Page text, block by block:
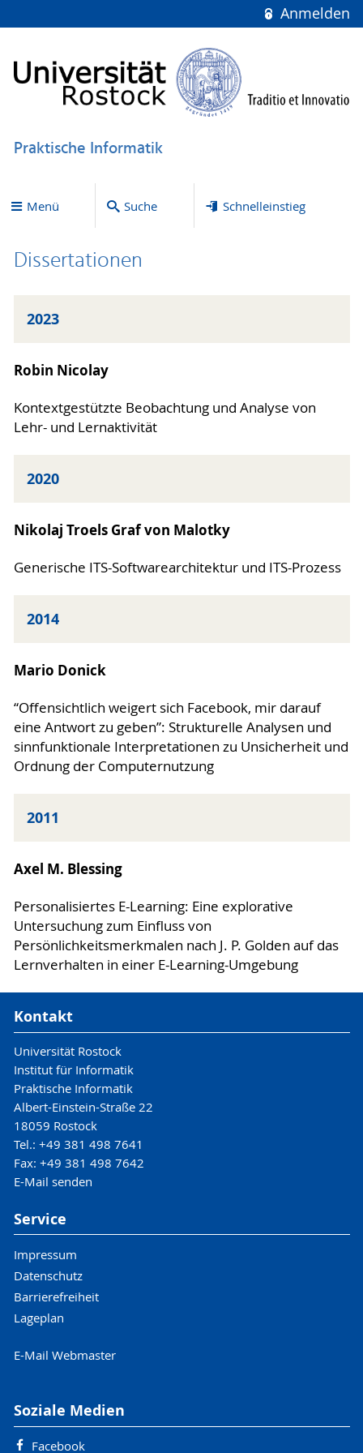
Anmelden
Praktische Informatik
Menü Suche Schnelleinstieg
Dissertationen
2023
Robin Nicolay
Kontextgestützte Beobachtung und Analyse von
Lehr- und Lernaktivität
2020
Nikolaj Troels Graf von Malotky
Generische ITS-Softwarearchitektur und ITS-Prozess
2014
Mario Donick
“Offensichtlich weigert sich Facebook, mir darauf
eine Antwort zu geben”: Strukturelle Analysen und
sinnfunktionale Interpretationen zu Unsicherheit und
Ordnung der Computernutzung
2011
Axel M. Blessing
Personalisiertes E-Learning: Eine explorative
Untersuchung zum Einfluss von
Persönlichkeitsmerkmalen nach J. P. Golden auf das
Lernverhalten in einer E-Learning-Umgebung
Kontakt
Universität Rostock
Institut für Informatik
Praktische Informatik
Albert-Einstein-Straße 22
18059 Rostock
Tel.: +49 381 498 7641
Fax: +49 381 498 7642
E-Mail senden
Service
Impressum
Datenschutz
Barrierefreiheit
Lageplan
E-Mail Webmaster
Soziale Medien
Facebook